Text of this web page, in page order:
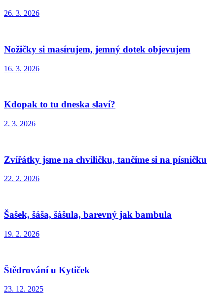
26. 3. 2026
Nožičky si masírujem, jemný dotek objevujem
16. 3. 2026
Kdopak to tu dneska slaví?
2. 3. 2026
Zvířátky jsme na chviličku, tančíme si na písničku
22. 2. 2026
Šašek, šáša, šášula, barevný jak bambula
19. 2. 2026
Štědrování u Kytiček
23. 12. 2025